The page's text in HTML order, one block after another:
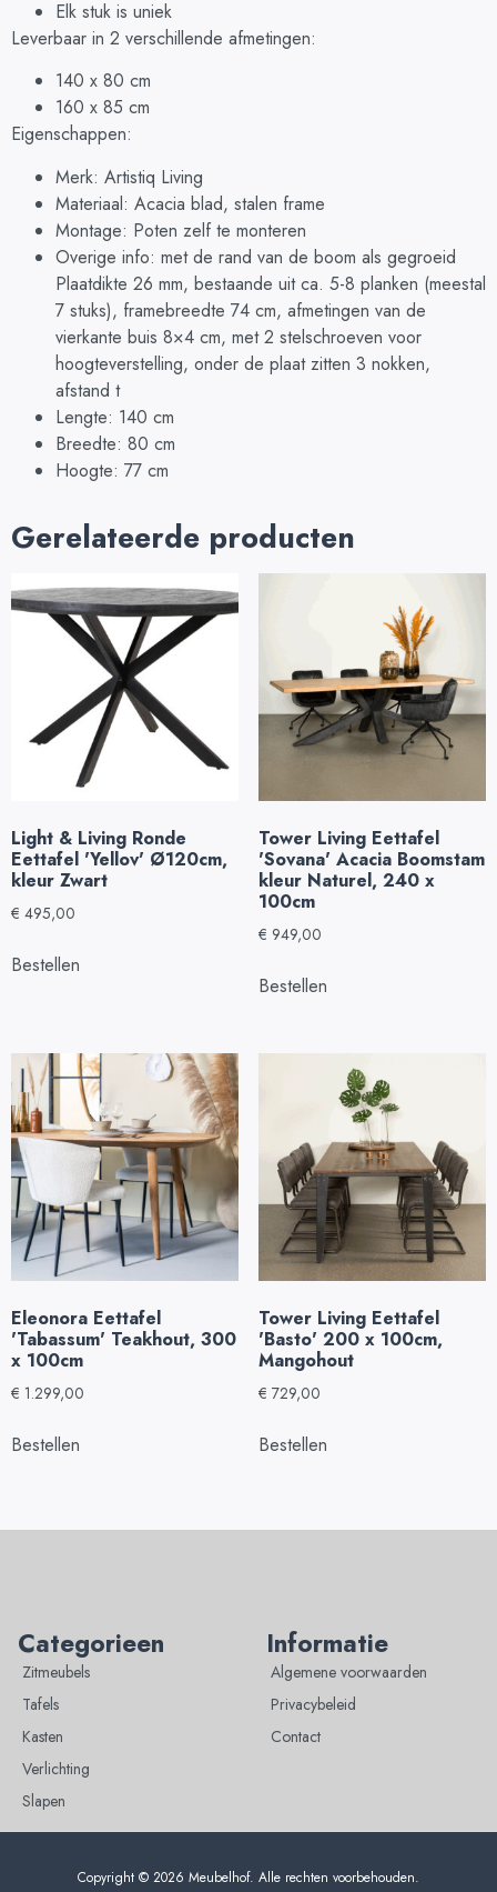
Elk stuk is uniek
Leverbaar in 2 verschillende afmetingen:
140 x 80 cm
160 x 85 cm
Eigenschappen:
Merk: Artistiq Living
Materiaal: Acacia blad, stalen frame
Montage: Poten zelf te monteren
Overige info: met de rand van de boom als gegroeid
Plaatdikte 26 mm, bestaande uit ca. 5-8 planken (meestal
7 stuks), framebreedte 74 cm, afmetingen van de
vierkante buis 8×4 cm, met 2 stelschroeven voor
hoogteverstelling, onder de plaat zitten 3 nokken,
afstand t
Lengte: 140 cm
Breedte: 80 cm
Hoogte: 77 cm
Gerelateerde producten
Light & Living Ronde
Eettafel 'Yellov' Ø120cm,
kleur Zwart
€ 495,00
Bestellen
Tower Living Eettafel
'Sovana' Acacia Boomstam
kleur Naturel, 240 x
100cm
€ 949,00
Bestellen
Eleonora Eettafel
'Tabassum' Teakhout, 300
x 100cm
€ 1.299,00
Bestellen
Tower Living Eettafel
'Basto' 200 x 100cm,
Mangohout
€ 729,00
Bestellen
Categorieen
Zitmeubels
Tafels
Kasten
Verlichting
Slapen
Informatie
Algemene voorwaarden
Privacybeleid
Contact
Copyright © 2026 Meubelhof. Alle rechten voorbehouden.